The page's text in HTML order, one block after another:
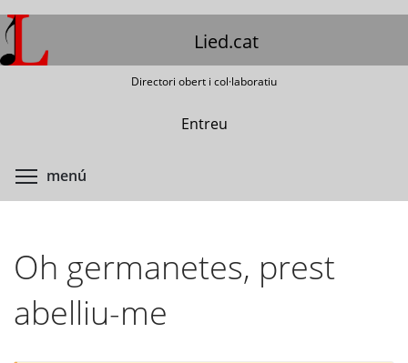
Vés
al
contingut
Lied.cat
Directori obert i col·laboratiu
Entreu
menú
Oh germanetes, prest
abelliu-me